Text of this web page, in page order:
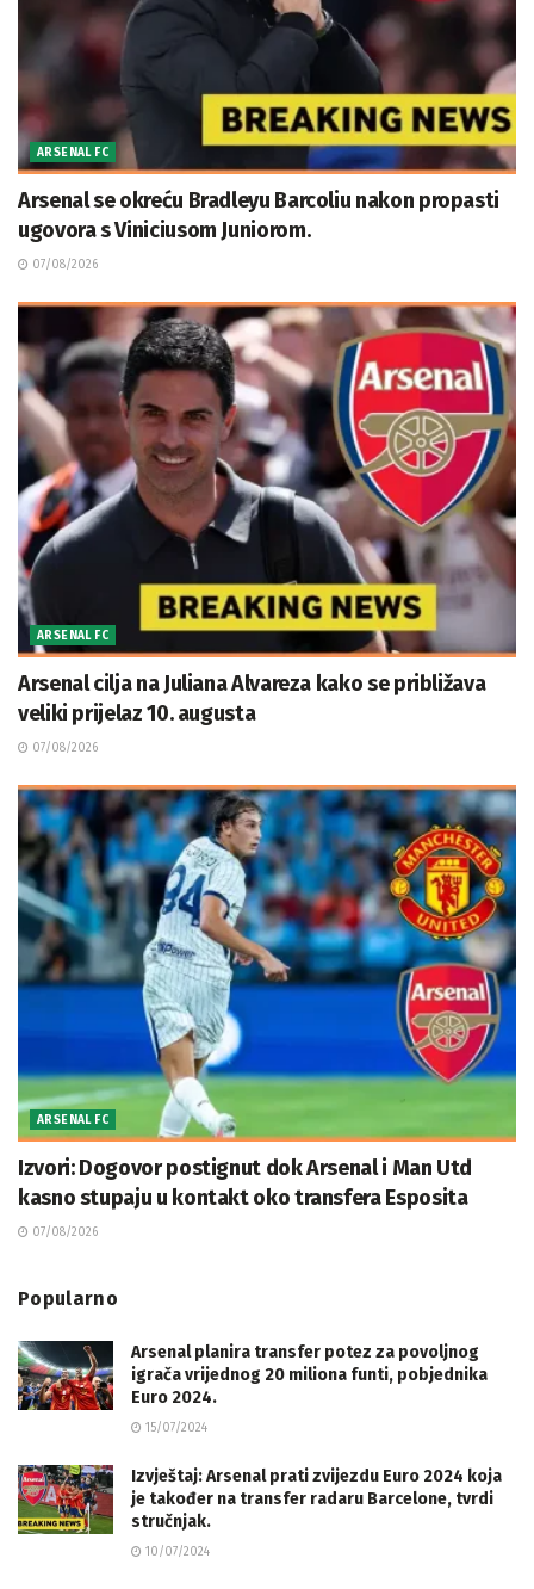
ARSENAL FC
Arsenal se okreću Bradleyu Barcoliu nakon propasti
ugovora s Viniciusom Juniorom.
07/08/2026
ARSENAL FC
Arsenal cilja na Juliana Alvareza kako se približava
veliki prijelaz 10. augusta
07/08/2026
ARSENAL FC
Izvori: Dogovor postignut dok Arsenal i Man Utd
kasno stupaju u kontakt oko transfera Esposita
07/08/2026
Popularno
Arsenal planira transfer potez za povoljnog
igrača vrijednog 20 miliona funti, pobjednika
Euro 2024.
15/07/2024
Izvještaj: Arsenal prati zvijezdu Euro 2024 koja
je također na transfer radaru Barcelone, tvrdi
stručnjak.
10/07/2024